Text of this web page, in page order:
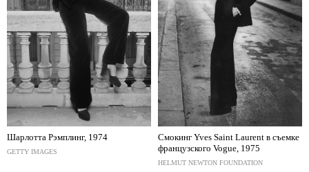
Шарлотта Рэмплинг, 1974
GETTY IMAGES
Смокинг Yves Saint Laurent в съемке
французского Vogue, 1975
HELMUT NEWTON FOUNDATION